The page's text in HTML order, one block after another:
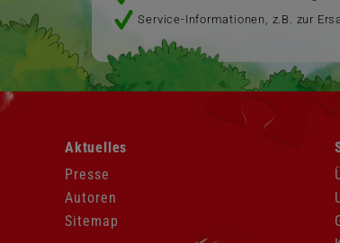
Service-Informationen, z.B. zur
überspringen
Aktuelles
Presse
Autoren
Sitemap